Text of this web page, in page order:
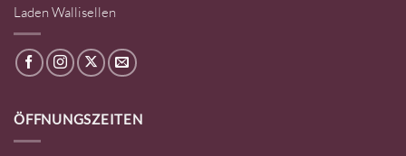
Laden Wallisellen
ÖFFNUNGSZEITEN